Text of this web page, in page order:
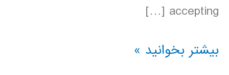
accepting […]
دانلود
بیشتر بخوانید »